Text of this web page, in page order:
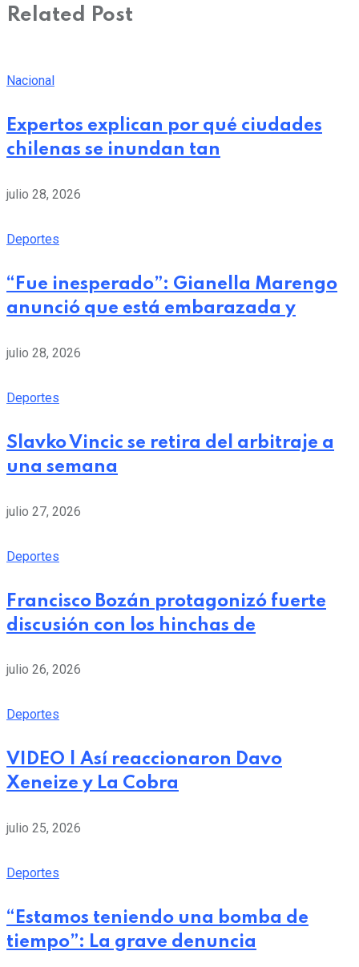
Related Post
Nacional
Expertos explican por qué ciudades
chilenas se inundan tan
julio 28, 2026
Deportes
“Fue inesperado”: Gianella Marengo
anunció que está embarazada y
julio 28, 2026
Deportes
Slavko Vincic se retira del arbitraje a
una semana
julio 27, 2026
Deportes
Francisco Bozán protagonizó fuerte
discusión con los hinchas de
julio 26, 2026
Deportes
VIDEO | Así reaccionaron Davo
Xeneize y La Cobra
julio 25, 2026
Deportes
“Estamos teniendo una bomba de
tiempo”: La grave denuncia